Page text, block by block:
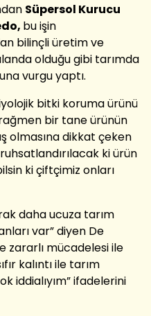
Süpersol Kurucu
bu işin
bilinçli üretim ve
olduğu gibi tarımda
vurgu yaptı.
bitki koruma ürünü
rağmen bir tane ürünün
olmasına dikkat çeken
ki ürün
ki çiftçimiz onları
daha ucuza tarım
var” diyen De
zararlı mücadelesi ile
kalıntı ile tarım
iddialıyım” ifadelerini